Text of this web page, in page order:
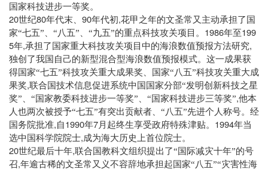
国家科技进步一等奖。
20世纪80年代末、 90年代初,花甲之年的文圣常又主动承担了国
家“七五”、“八五”、“九五”的重点科技攻关项目。 1986年至199
5年,承担了国家重大科技攻关项目中的海浪数值预报方法研究,
独创了我国自己的新型混合型海浪数值预报模式。这一成果获
得国家“七五”科技攻关重大成果奖、国家“八五”科技攻关重大成
果奖,联合国技术信息促进系统中国国家分部“发明创新科技之星
奖”、“国家教委科技进步一等奖”、“国家科技进步三等奖”,他本
人也两次被授予“七五”有突出贡献者、“八五”先进个人称号。经
国务院批准,自1990年7月起终生享受政府特殊津贴。 1994年当
选中国科学院院士,成为海大历史上首位院士。
20世纪最后十年,联合国教科文组织提出了“国际减灾十年”的号
召,年逾古稀的文圣常又义不容辞地承担起国家“八五”“灾害性海